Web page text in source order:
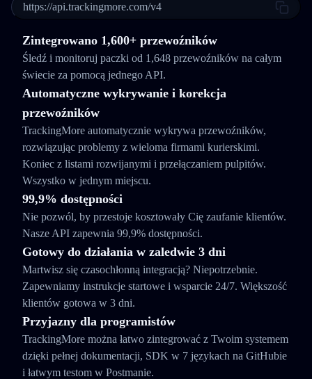
https://api.trackingmore.com/v4
Zintegrowano 1,600+ przewoźników
Śledź i monitoruj paczki od 1,648 przewoźników na całym
świecie za pomocą jednego API.
Automatyczne wykrywanie i korekcja
przewoźników
TrackingMore automatycznie wykrywa przewoźników,
rozwiązując problemy z wieloma firmami kurierskimi.
Koniec z listami rozwijanymi i przełączaniem pulpitów.
Wszystko w jednym miejscu.
99,9% dostępności
Nie pozwól, by przestoje kosztowały Cię zaufanie klientów.
Nasze API zapewnia 99,9% dostępności.
Gotowy do działania w zaledwie 3 dni
Martwisz się czasochłonną integracją? Niepotrzebnie.
Zapewniamy instrukcje startowe i wsparcie 24/7. Większość
klientów gotowa w 3 dni.
Przyjazny dla programistów
TrackingMore można łatwo zintegrować z Twoim systemem
dzięki pełnej dokumentacji, SDK w 7 językach na GitHubie
i łatwym testom w Postmanie.